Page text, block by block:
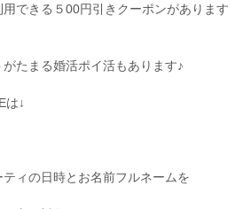
できる５00円引きクーポンがあります
たまる婚活ポイ活もあります♪
は↓
ィの日時とお名前フルネームを